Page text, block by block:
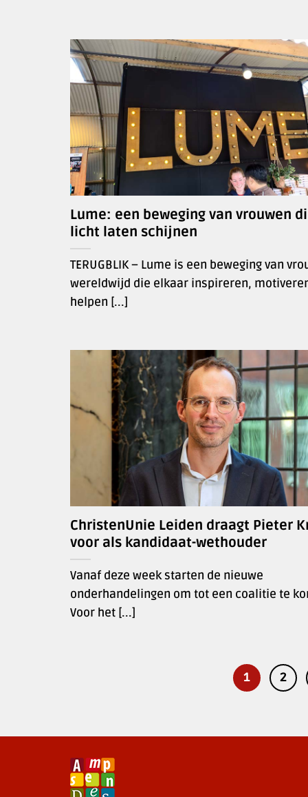
Lume: een beweging van vrouwen
licht laten schijnen
TERUGBLIK – Lume is een beweging van
wereldwijd die elkaar inspireren,
helpen [...]
ChristenUnie Leiden draagt Pieter
voor als kandidaat-wethouder
Vanaf deze week starten de nieuwe
onderhandelingen om tot een coalitie te
Voor het [...]
1 2